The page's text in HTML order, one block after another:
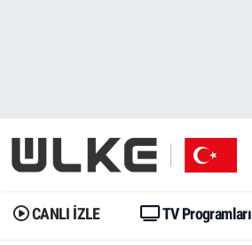
CANLI İZLE TV Programları
Gündem
Dünya
Gündem
Trend
İstanbul Namaz Vakitleri
Trafik Durumu